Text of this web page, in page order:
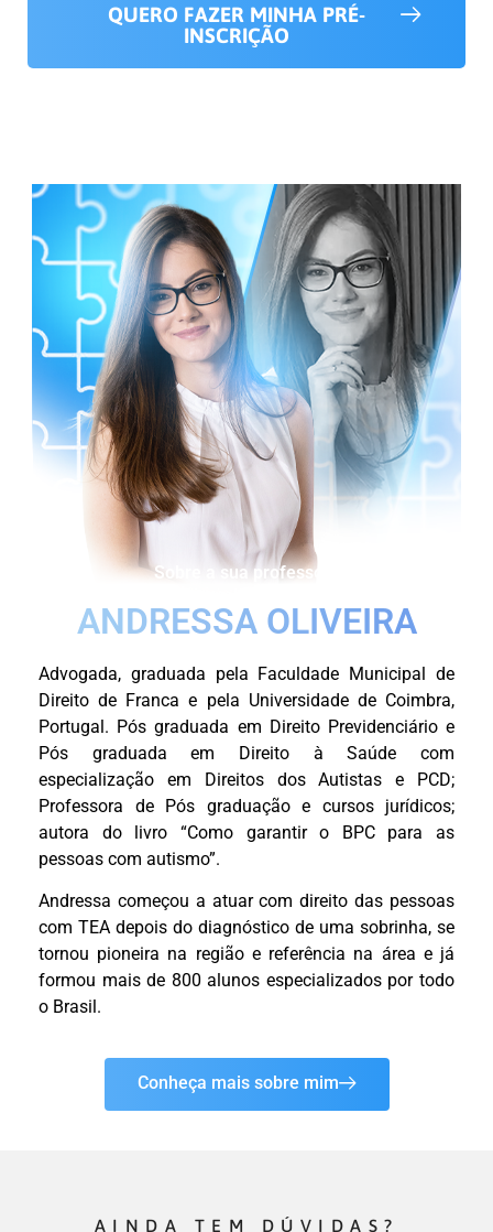
QUERO FAZER MINHA PRÉ-
INSCRIÇÃO
Sobre a sua professora
ANDRESSA OLIVEIRA
Advogada, graduada pela Faculdade Municipal de
Direito de Franca e pela Universidade de Coimbra,
Portugal. Pós graduada em Direito Previdenciário e
Pós graduada em Direito à Saúde com
especialização em Direitos dos Autistas e PCD;
Professora de Pós graduação e cursos jurídicos;
autora do livro “Como garantir o BPC para as
pessoas com autismo”.
Andressa começou a atuar com direito das pessoas
com TEA depois do diagnóstico de uma sobrinha, se
tornou pioneira na região e referência na área e já
formou mais de 800 alunos especializados por todo
o Brasil.
Conheça mais sobre mim
AINDA TEM DÚVIDAS?